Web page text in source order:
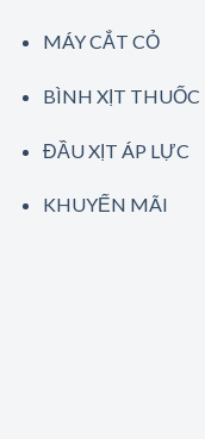
MÁY CẮT CỎ
BÌNH XỊT THUỐC
ĐẦU XỊT ÁP LỰC
KHUYẾN MÃI